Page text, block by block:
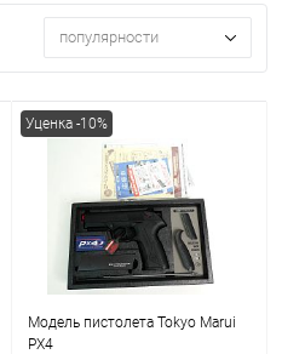
популярности
Уценка -10%
Модель пистолета Tokyo Marui
PX4